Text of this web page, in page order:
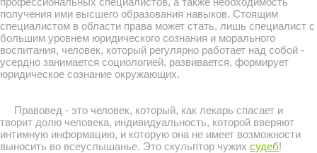
получения ими высшего образования навыков. Стоящим
специалистом в области права может стать, лишь специалист с
большим уровнем юридического сознания и морального
воспитания, человек, который регулярно работает над собой -
усердно занимается социологией, развивается, формирует
юридическое сознание окружающих.
Правовед - это человек, который, как лекарь спасает и
творит долю человека, индивидуальность, которой вверяют
интимную информацию, и которую она не имеет возможности
выносить во всеуслышанье. Это скульптор чужих судеб!